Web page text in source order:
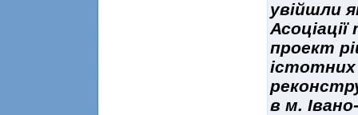
увійшли
проект
в м.